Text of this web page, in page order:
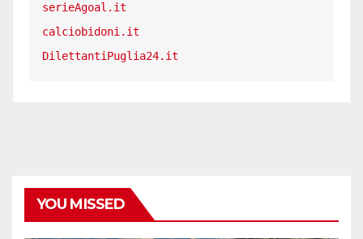
serieAgoal.it
calciobidoni.it
DilettantiPuglia24.it
YOU MISSED